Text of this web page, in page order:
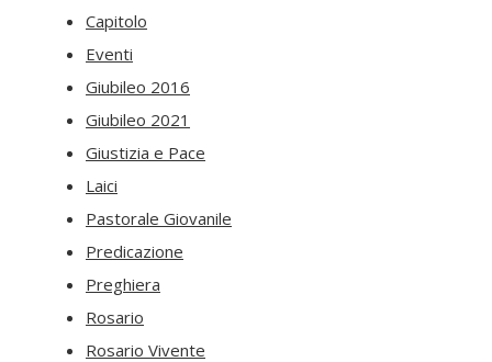
Capitolo
Eventi
Giubileo 2016
Giubileo 2021
Giustizia e Pace
Laici
Pastorale Giovanile
Predicazione
Preghiera
Rosario
Rosario Vivente